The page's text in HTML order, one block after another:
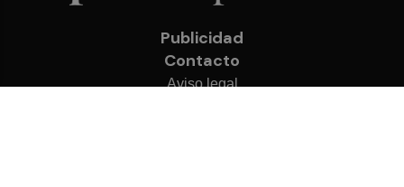
Publicidad
Contacto
Aviso legal